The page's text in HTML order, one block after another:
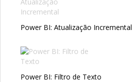
Power BI: Atualização Incremental
Power BI: Filtro de Texto